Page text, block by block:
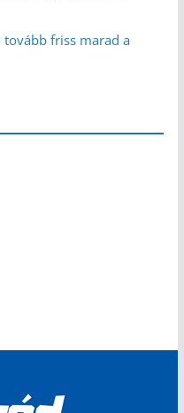
tovább friss marad a